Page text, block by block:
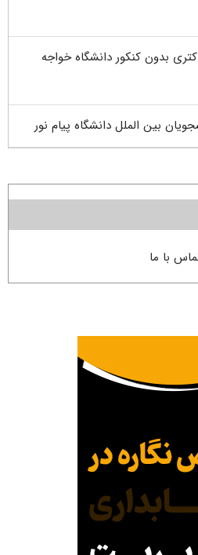
بدون کنکور دانشگاه خواجه
بین الملل دانشگاه پیام نور
با ما